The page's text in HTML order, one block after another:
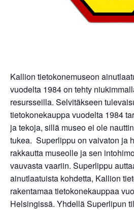
Kallion tietokonemuseon
vuodelta 1984 on tehty
resursseilla. Selvitäkseen
tietokonekauppa vuodelta 1984
ja tekoja, sillä museo ei ole
tukea. Superlippu on vaivaton ja
rakkautta museolle ja sen
vauvasta vaariin. Superlippu
ainutlaatuista kohdetta, Kallion
rakentamaa tietokonekauppaa
Helsingissä. Yhdellä Superlipun